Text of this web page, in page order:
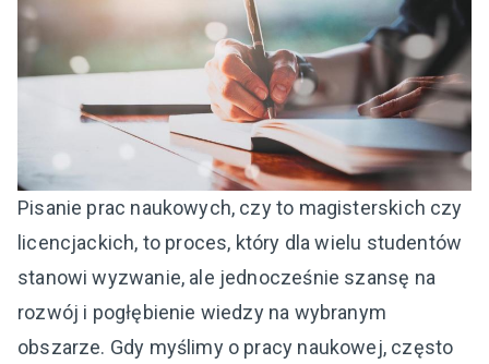
Pisanie prac naukowych, czy to magisterskich czy
licencjackich, to proces, który dla wielu studentów
stanowi wyzwanie, ale jednocześnie szansę na
rozwój i pogłębienie wiedzy na wybranym
obszarze. Gdy myślimy o pracy naukowej, często